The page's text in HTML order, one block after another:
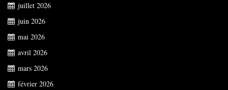
juillet 2026
juin 2026
mai 2026
avril 2026
mars 2026
février 2026